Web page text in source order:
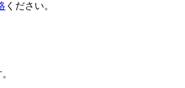
ください。